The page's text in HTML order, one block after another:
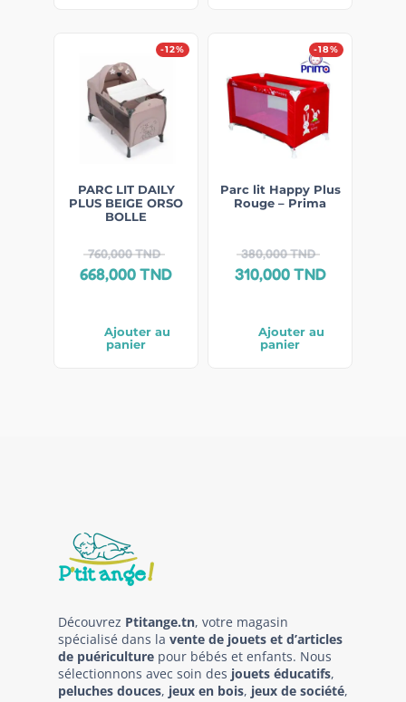
-12%
PARC LIT DAILY
PLUS BEIGE ORSO
BOLLE
760,000TND
668,000TND
Ajouter au
panier
-18%
Parc lit Happy Plus
Rouge – Prima
380,000TND
310,000TND
Ajouter au
panier
Découvrez Ptitange.tn, votre magasin
spécialisé dans la vente de jouets et d’articles
de puériculture pour bébés et enfants. Nous
sélectionnons avec soin des jouets éducatifs,
peluches douces, jeux en bois, jeux de société,